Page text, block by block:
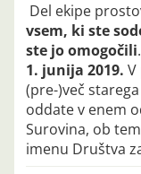
Del ekipe
vsem, ki ste
ste jo omogočili.
1. junija 2019. V
(pre-)več
oddate v enem
Surovina, ob
imenu Društva